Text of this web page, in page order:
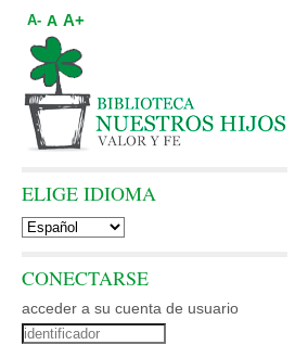
A- A A+
ELIGE IDIOMA
CONECTARSE
acceder a su cuenta de usuario